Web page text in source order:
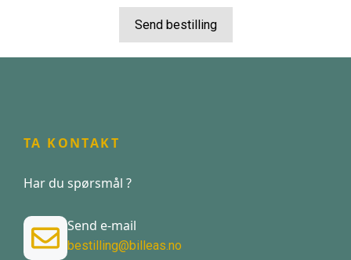
Send bestilling
TA KONTAKT
Har du spørsmål ?
Send e-mail
bestilling@billeas.no